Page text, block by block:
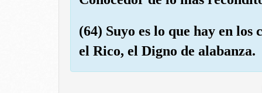
(64) Suyo es lo que hay en
el Rico, el Digno de alabanza.